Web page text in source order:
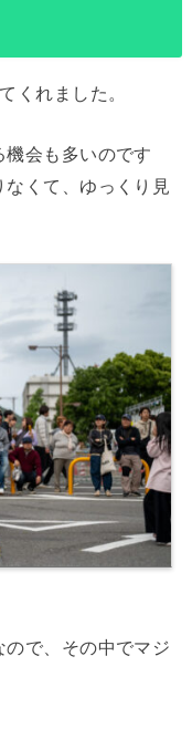
くれました。
会も多いのです
くて、ゆっくり見
で、その中でマジ